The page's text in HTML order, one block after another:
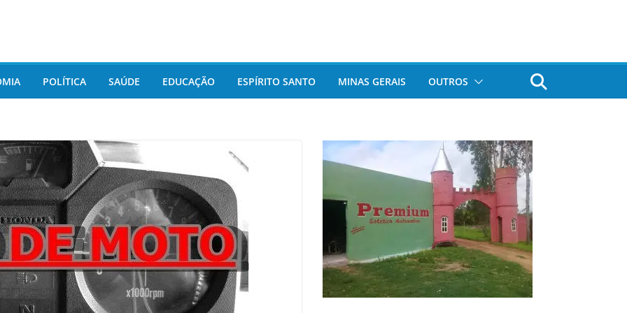
POLÍTICA SAÚDE EDUCAÇÃO ESPÍRITO SANTO MINAS GERAIS OUTROS